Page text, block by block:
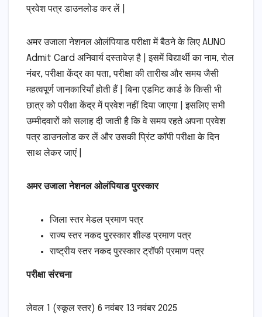
प्रवेश पत्र डाउनलोड कर लें |
अमर उजाला नेशनल ओलंपियाड परीक्षा में बैठने के लिए AUNO
Admit Card अनिवार्य दस्तावेज़ है | इसमें विद्यार्थी का नाम, रोल
नंबर, परीक्षा केंद्र का पता, परीक्षा की तारीख और समय जैसी
महत्वपूर्ण जानकारियाँ होती हैं | बिना एडमिट कार्ड के किसी भी
छात्र को परीक्षा केंद्र में प्रवेश नहीं दिया जाएगा | इसलिए सभी
उम्मीदवारों को सलाह दी जाती है कि वे समय रहते अपना प्रवेश
पत्र डाउनलोड कर लें और उसकी प्रिंट कॉपी परीक्षा के दिन
साथ लेकर जाएं |
अमर उजाला नेशनल ओलंपियाड पुरस्कार
जिला स्तर मेडल प्रमाण पत्र
राज्य स्तर नकद पुरस्कार शील्ड प्रमाण पत्र
राष्ट्रीय स्तर नकद पुरस्कार ट्रॉफी प्रमाण पत्र
परीक्षा संरचना
लेवल 1 (स्कूल स्तर) 6 नवंबर 13 नवंबर 2025